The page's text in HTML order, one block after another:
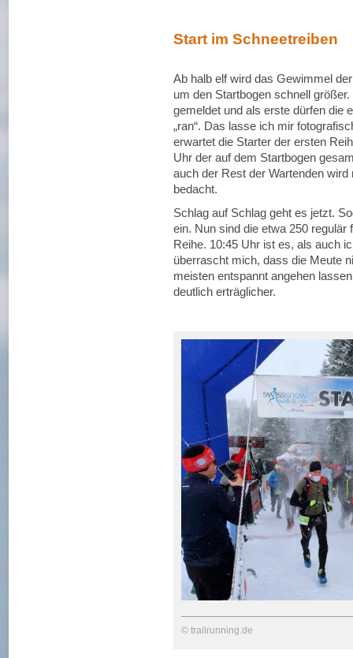
Start im Schneetreiben
Ab halb elf wird das Gewimmel
um den Startbogen schnell
gemeldet und als erste dürfen die
„ran“. Das lasse ich mir
erwartet die Starter der ersten
Uhr der auf dem Startbogen
auch der Rest der Wartenden
bedacht.
Schlag auf Schlag geht es jetzt.
ein. Nun sind die etwa 250
Reihe. 10:45 Uhr ist es, als auch
überrascht mich, dass die Meute
meisten entspannt angehen
deutlich erträglicher.
© trailrunning.de